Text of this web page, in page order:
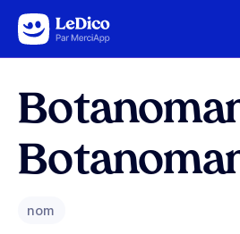
Aller au contenu
nom